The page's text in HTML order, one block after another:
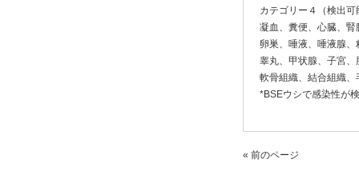
カテゴリー４（検出
凝血、糞便、心臓、腎
卵巣、唾液、唾液腺
睾丸、甲状腺、子宮
軟骨組織、結合組織、
*BSEウシで感染性が
« 前のページ